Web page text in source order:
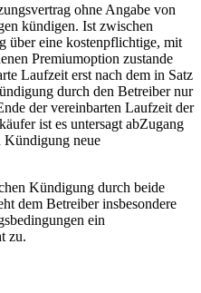
ohne Angabe von
kündigen. Ist zwischen
über eine kostenpflichtige, mit
Premiumoption zustande
Laufzeit erst nach dem in Satz
durch den Betreiber nur
der vereinbarten Laufzeit der
ist es untersagt abZugang
Kündigung neue
Kündigung durch beide
dem Betreiber insbesondere
ein
zu.